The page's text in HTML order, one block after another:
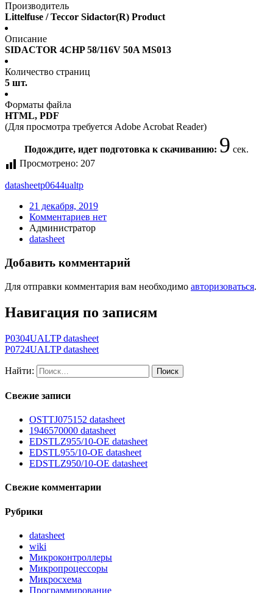
Производитель
Littelfuse / Teccor Sidactor(R) Product
Описание
SIDACTOR 4CHP 58/116V 50A MS013
Количество страниц
5 шт.
Форматы файла
HTML, PDF
(Для просмотра требуется Adobe Acrobat Reader)
Подождите, идет подготовка к скачиванию: 8 сек.
Просмотрено: 207
datasheetp0644ualtp
21 декабря, 2019
Комментариев нет
Администратор
datasheet
Добавить комментарий
Для отправки комментария вам необходимо авторизоваться.
Навигация по записям
P0304UALTP datasheet
P0724UALTP datasheet
Найти:
Свежие записи
OSTTJ075152 datasheet
1946570000 datasheet
EDSTLZ955/10-OE datasheet
EDSTL955/10-OE datasheet
EDSTLZ950/10-OE datasheet
Свежие комментарии
Рубрики
datasheet
wiki
Микроконтроллеры
Микропроцессоры
Микросхема
Программирование